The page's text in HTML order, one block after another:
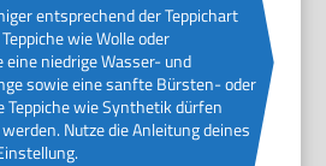
entsprechend der Teppichart
wie Wolle oder
niedrige Wasser- und
sowie eine sanfte Bürsten- oder
Teppiche wie Synthetik dürfen
Nutze die Anleitung deines